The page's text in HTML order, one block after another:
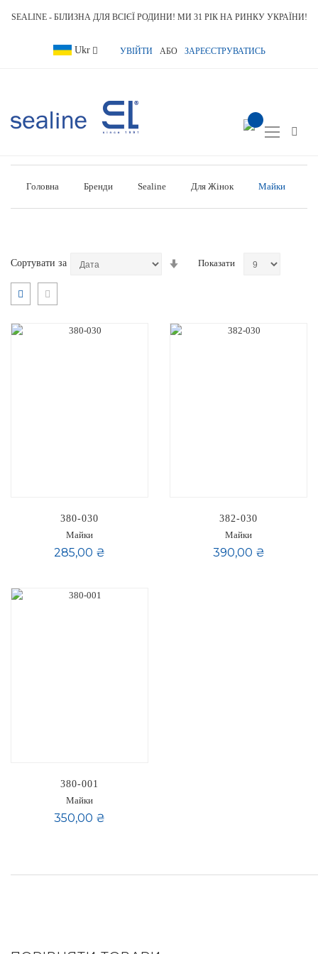
SEALINE - БІЛИЗНА ДЛЯ ВСІЄЇ РОДИНИ! МИ 31 РІК НА РИНКУ УКРАЇНИ!
Language
Ukr УВІЙТИ АБО ЗАРЕЄСТРУВАТИСЬ
Nav
item(s) -
Головна Бренди Sealine Для Жінок Майки
Сортувати за
Сортувати
Показати
Відобразити
як
Сітка
380-030
Майки
285,00 ₴
382-030
Майки
390,00 ₴
380-001
Майки
350,00 ₴